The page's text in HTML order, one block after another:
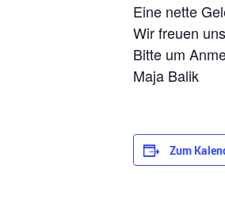
Eine nette
Wir freuen
Bitte um
Maja Balik
Zum